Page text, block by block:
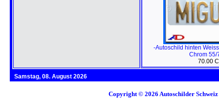
-Autoschild hinten
Chrom 55/
70.00
Samstag, 08. August 2026
Copyright © 2026 Autoschilder